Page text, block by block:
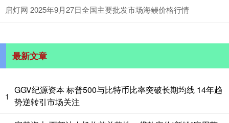
启灯网 2025年9月27日全国主要批发市场海鳗价格行情
最新文章
1
GGV纪源资本 标普500与比特币比率突破长期均线 14年趋
势逆转引市场关注